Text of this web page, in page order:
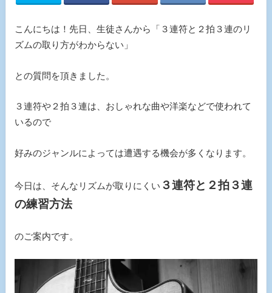
こんにちは！先日、生徒さんから「３連符と２拍３連のリ
ズムの取り方がわからない」
との質問を頂きました。
３連符や２拍３連は、おしゃれな曲や洋楽などで使われて
いるので
好みのジャンルによっては遭遇する機会が多くなります。
今日は、そんなリズムが取りにくい ３連符と２拍３連
の練習方法
のご案内です。